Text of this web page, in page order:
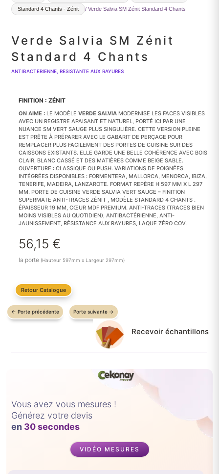
Standard 4 Chants - Zénit / Verde Salvia SM Zénit Standard 4 Chants
Verde Salvia SM Zénit
Standard 4 Chants
ANTIBACTERIENNE, RESISTANTE AUX RAYURES
FINITION : ZÉNIT
ON AIME : LE MODÈLEVERDE SALVIA MODERNISE LES FACES VISIBLES
AVEC UN REGISTRE APAISANT ET NATUREL, PORTÉ ICI PAR UNE
NUANCE SM VERT SAUGE PLUS SINGULIÈRE. CETTE VERSION PLEINE
EST PRÊTE À PRÉPARER AVEC LE GABARIT DE PERÇAGE POUR
REMPLACER PLUS FACILEMENT DES PORTES DE CUISINE SUR DES
CAISSONS EXISTANTS. ELLE GARDE UNE BELLE COHÉRENCE AVEC BOIS
CLAIR, BLANC CASSÉ ET DES MATIÈRES COMME BEIGE SABLE.
OUVERTURE : CLASSIQUE OU PUSH. VARIATIONS DE POIGNÉES
INTÉGRÉES DISPONIBLES : FORMENTERA, MALLORCA, MENORCA, IBIZA,
TENERIFE, MADEIRA, LANZAROTE. FORMAT REPÈRE H 597 MM X L 297
MM. PORTE DE CUISINE VERDE SALVIA VERT SAUGE – FINITION
SUPERMATE ANTI-TRACES ZÉNIT , MODÈLE STANDARD 4 CHANTS .
ÉPAISSEUR 19 MM, CŒUR MDF PREMIUM. ANTI-TRACES (TRACES BIEN
MOINS VISIBLES AU QUOTIDIEN), ANTIBACTÉRIENNE, ANTI-
JAUNISSEMENT, RÉSISTANCE AUX RAYURES, LAQUE ZÉRO COV.
56,15 €
la porte (Hauteur 597mm x Largeur 297mm)
Retour Catalogue
←Porte précédente Porte suivante →
Recevoir échantillons
Vous avez vous mesures !
Générez votre devis
en 30 secondes
VIDÉO MESURES